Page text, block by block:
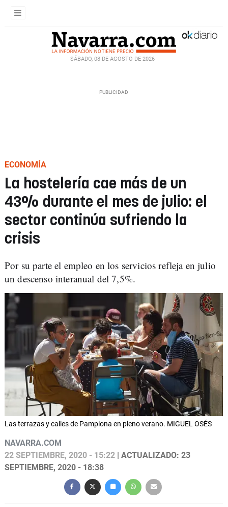
SÁBADO, 08 DE AGOSTO DE 2026
ECONOMÍA
La hostelería cae más de un
43% durante el mes de julio: el
sector continúa sufriendo la
crisis
Por su parte el empleo en los servicios refleja en julio
un descenso interanual del 7,5%.
Las terrazas y calles de Pamplona en pleno verano. MIGUEL OSÉS
NAVARRA.COM
22 SEPTIEMBRE, 2020 - 15:22 | ACTUALIZADO: 23
SEPTIEMBRE, 2020 - 18:38